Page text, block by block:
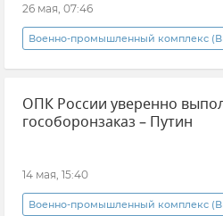
26 мая, 07:46
Военно-промышленный комплекс
Беспилотник (БПЛА, дрон)
Оборонно-промышленный комплекс
ОПК России уверенно
гособоронзаказ – Путин
14 мая, 15:40
Военно-промышленный комплекс